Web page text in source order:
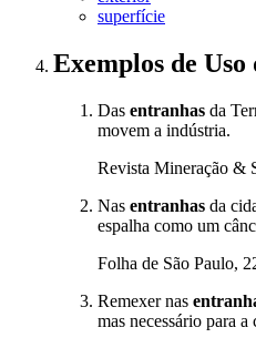
superfície
Exemplos de Uso
Das entranhas da
movem a indústria.
Revista Mineração &
Nas entranhas da
espalha como um
Folha de São Paulo,
Remexer nas
mas necessário para a